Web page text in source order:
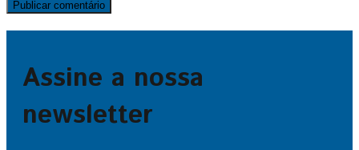
Assine a nossa
newsletter